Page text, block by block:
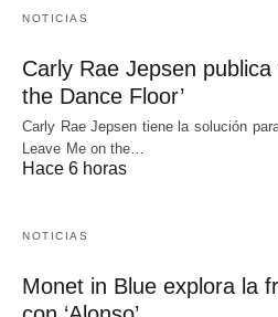
NOTICIAS
Carly Rae Jepsen publica
the Dance Floor’
Carly Rae Jepsen tiene la solución
Leave Me on the…
Hace 6 horas
NOTICIAS
Monet in Blue explora la